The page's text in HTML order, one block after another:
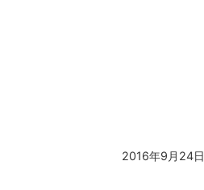
2016年9月24日